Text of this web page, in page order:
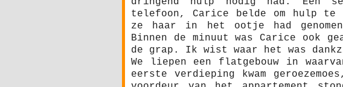
telefoon, Carice belde om hulp
ze haar in het ootje had
Binnen de minuut was Carice ook
de grap. Ik wist waar het was
We liepen een flatgebouw in
eerste verdieping kwam